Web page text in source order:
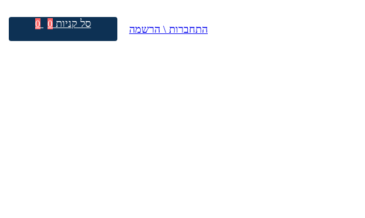
התחברות \ הרשמה סל קניות 0
0